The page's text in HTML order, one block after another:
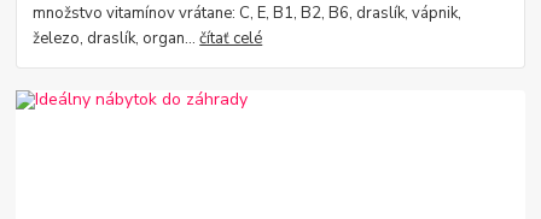
množstvo vitamínov vrátane: C, E, B1, B2, B6, draslík, vápnik,
železo, draslík, organ...čítať celé